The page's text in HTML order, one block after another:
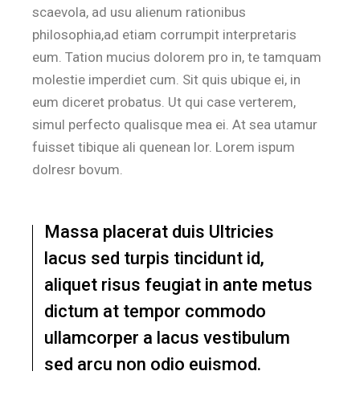
scaevola, ad usu alienum rationibus
philosophia,ad etiam corrumpit interpretaris
eum. Tation mucius dolorem pro in, te tamquam
molestie imperdiet cum. Sit quis ubique ei, in
eum diceret probatus. Ut qui case verterem,
simul perfecto qualisque mea ei. At sea utamur
fuisset tibique ali quenean lor. Lorem ispum
dolresr bovum.
Massa placerat duis Ultricies
lacus sed turpis tincidunt id,
aliquet risus feugiat in ante metus
dictum at tempor commodo
ullamcorper a lacus vestibulum
sed arcu non odio euismod.